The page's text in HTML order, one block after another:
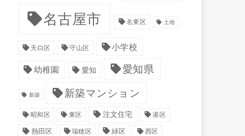
名古屋市 名東区 土地
天白区 守山区 小学校
幼稚園 愛知 愛知県
新築 新築マンション
昭和区 東区 注文住宅 港区
熱田区 瑞穂区 緑区 西区